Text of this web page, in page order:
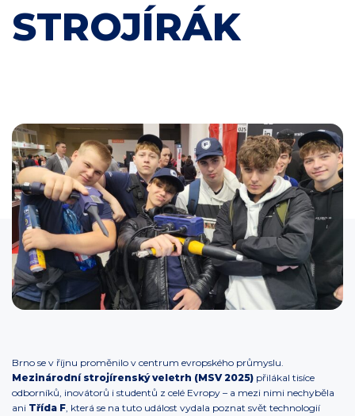
STROJÍRÁK
Brno se v říjnu proměnilo v centrum evropského průmyslu.
Mezinárodní strojírenský veletrh (MSV 2025) přilákal tisíce
odborníků, inovátorů i studentů z celé Evropy – a mezi nimi nechyběla
ani Třída F, která se na tuto událost vydala poznat svět technologií